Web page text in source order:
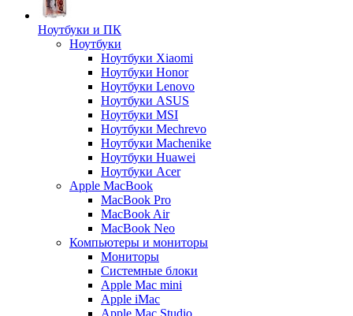
Ноутбуки и ПК
Ноутбуки
Ноутбуки Xiaomi
Ноутбуки Honor
Ноутбуки Lenovo
Ноутбуки ASUS
Ноутбуки MSI
Ноутбуки Mechrevo
Ноутбуки Machenike
Ноутбуки Huawei
Ноутбуки Acer
Apple MacBook
MacBook Pro
MacBook Air
MacBook Neo
Компьютеры и мониторы
Мониторы
Системные блоки
Apple Mac mini
Apple iMac
Apple Mac Studio